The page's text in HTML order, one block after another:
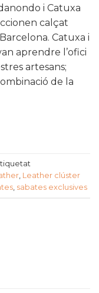
i Catuxa
calçat
Catuxa i
aprendre l’ofici
artesans;
de la
Leather clúster
sabates exclusives